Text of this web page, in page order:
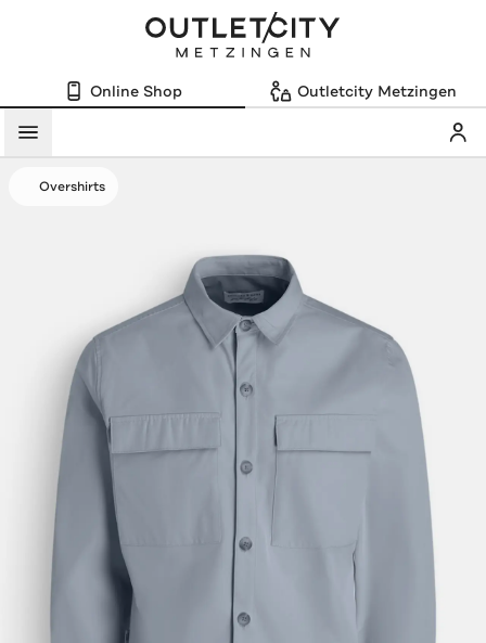
Online Shop Outletcity Metzingen
Menü
Overshirts